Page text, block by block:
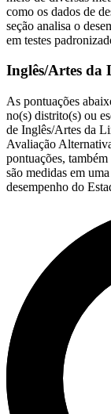
como os dados de
seção analisa o
em testes
Inglês/Artes da
As pontuações
no(s) distrito(s) ou
de Inglês/Artes da
Avaliação
pontuações,
são medidas em
desempenho do